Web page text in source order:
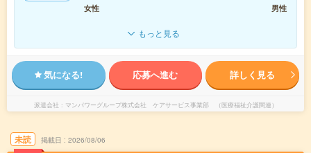
女性
男性
もっと見る
気になる! 応募へ進む 詳しく見る
派遣会社 マンパワーグループ株式会社 ケアサービス事業部 （医療福祉介護関連）
未読 掲載日 2026/08/06